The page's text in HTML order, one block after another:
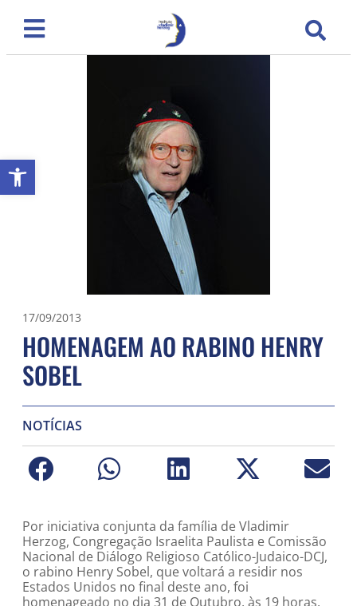
Abrir a barra de ferramentas
17/09/2013
HOMENAGEM AO RABINO HENRY
SOBEL
NOTÍCIAS
Por iniciativa conjunta da família de Vladimir
Herzog, Congregação Israelita Paulista e Comissão
Nacional de Diálogo Religioso Católico-Judaico-DCJ,
o rabino Henry Sobel, que voltará a residir nos
Estados Unidos no final deste ano, foi
homenageado no dia 31 de Outubro, às 19 horas,